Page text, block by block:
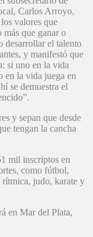
Carlos Arroyo,
valores que
que ganar o
desarrollar el talento
y manifestó que
si uno en la vida
en la vida juega en
se demuestra el
y sepan que desde
tengan la cancha
mil inscriptos en
como fútbol,
rítmica, judo, karate y
en Mar del Plata,